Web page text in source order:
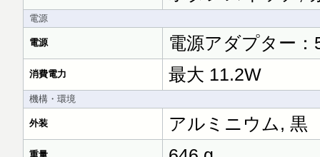
電源
電源 電源アダプター：
消費電力 最大 11.2W
機構・環境
外装 アルミニウム, 黒
重量